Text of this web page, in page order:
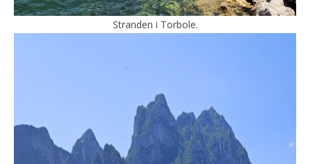
Stranden i Torbole.